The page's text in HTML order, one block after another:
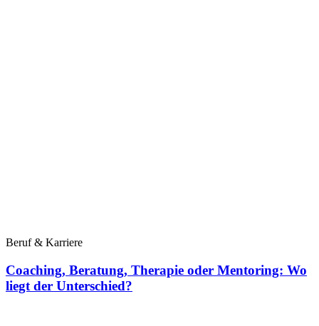
Beruf & Karriere
Coaching, Beratung, Therapie oder Mentoring: Wo
liegt der Unterschied?